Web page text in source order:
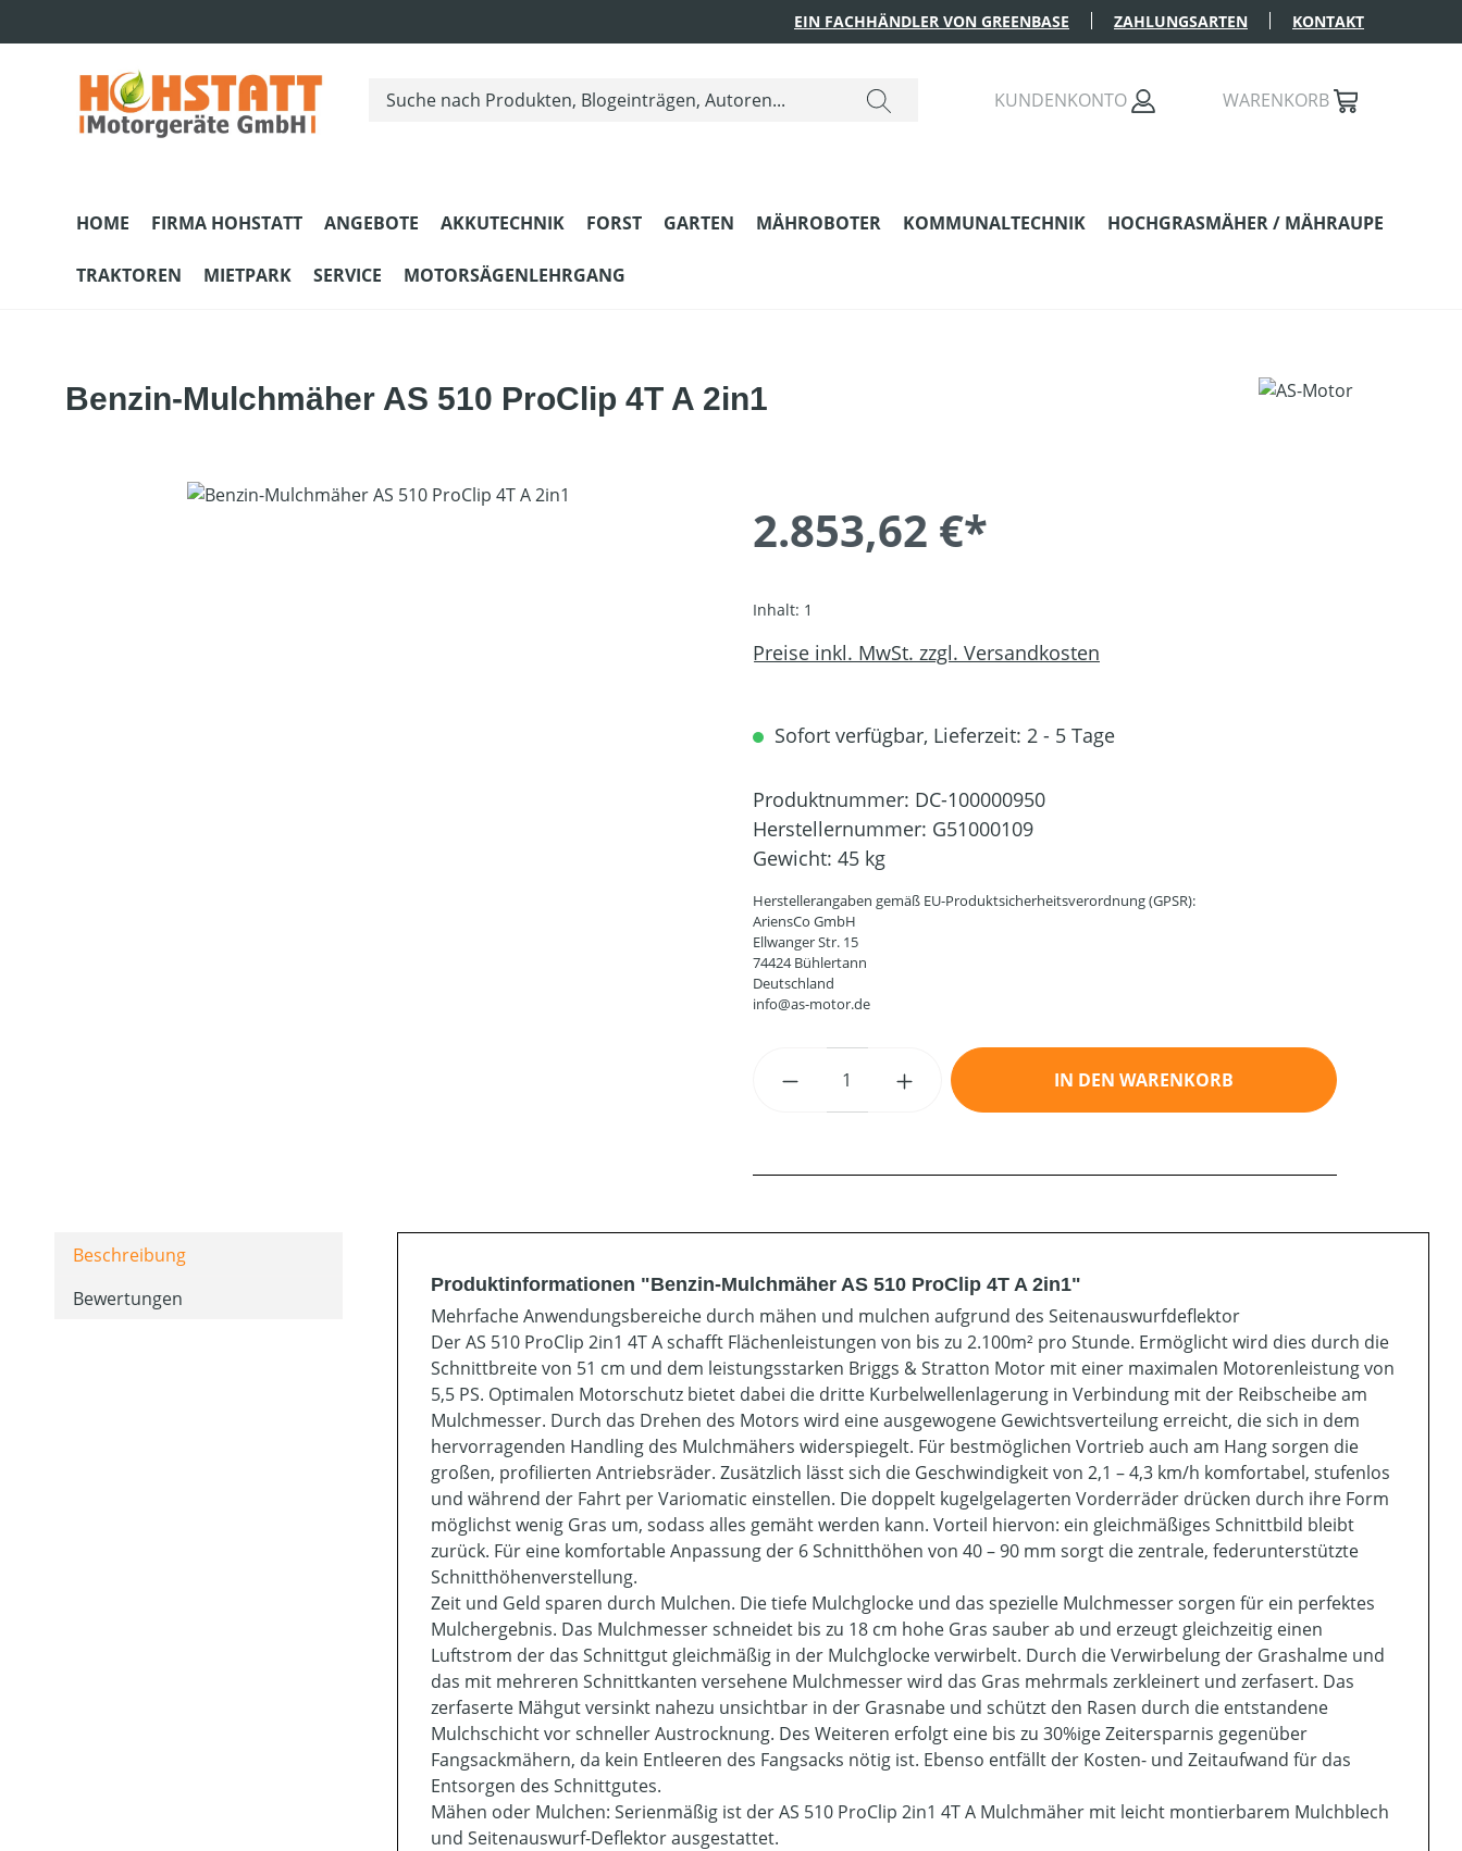
EIN FACHHÄNDLER VON GREENBASE ZAHLUNGSARTEN KONTAKT
KUNDENKONTO WARENKORB
HOME FIRMA HOHSTATT ANGEBOTE AKKUTECHNIK FORST GARTEN MÄHROBOTER KOMMUNALTECHNIK HOCHGRASMÄHER / MÄHRAUPE
TRAKTOREN MIETPARK SERVICE MOTORSÄGENLEHRGANG
Benzin-Mulchmäher AS 510 ProClip 4T A 2in1
Bildergalerie überspringen
2.853,62 €*
Inhalt: 1
Preise inkl. MwSt. zzgl. Versandkosten
Sofort verfügbar, Lieferzeit: 2 - 5 Tage
Produktnummer: DC-100000950
Herstellernummer: G51000109
Gewicht: 45 kg
Herstellerangaben gemäß EU-Produktsicherheitsverordnung (GPSR):
AriensCo GmbH
Ellwanger Str. 15
74424 Bühlertann
Deutschland
info@as-motor.de
Produkt Anzahl: Gib den gewünschten Wert ein oder
IN DEN WARENKORB
Beschreibung
Bewertungen
Produktinformationen "Benzin-Mulchmäher AS 510 ProClip 4T A 2in1"
Mehrfache Anwendungsbereiche durch mähen und mulchen aufgrund des Seitenauswurfdeflektor
Der AS 510 ProClip 2in1 4T A schafft Flächenleistungen von bis zu 2.100m² pro Stunde. Ermöglicht wird dies durch die
Schnittbreite von 51 cm und dem leistungsstarken Briggs & Stratton Motor mit einer maximalen Motorenleistung von
5,5 PS. Optimalen Motorschutz bietet dabei die dritte Kurbelwellenlagerung in Verbindung mit der Reibscheibe am
Mulchmesser. Durch das Drehen des Motors wird eine ausgewogene Gewichtsverteilung erreicht, die sich in dem
hervorragenden Handling des Mulchmähers widerspiegelt. Für bestmöglichen Vortrieb auch am Hang sorgen die
großen, profilierten Antriebsräder. Zusätzlich lässt sich die Geschwindigkeit von 2,1 – 4,3 km/h komfortabel, stufenlos
und während der Fahrt per Variomatic einstellen. Die doppelt kugelgelagerten Vorderräder drücken durch ihre Form
möglichst wenig Gras um, sodass alles gemäht werden kann. Vorteil hiervon: ein gleichmäßiges Schnittbild bleibt
zurück. Für eine komfortable Anpassung der 6 Schnitthöhen von 40 – 90 mm sorgt die zentrale, federunterstützte
Schnitthöhenverstellung.
Zeit und Geld sparen durch Mulchen. Die tiefe Mulchglocke und das spezielle Mulchmesser sorgen für ein perfektes
Mulchergebnis. Das Mulchmesser schneidet bis zu 18 cm hohe Gras sauber ab und erzeugt gleichzeitig einen
Luftstrom der das Schnittgut gleichmäßig in der Mulchglocke verwirbelt. Durch die Verwirbelung der Grashalme und
das mit mehreren Schnittkanten versehene Mulchmesser wird das Gras mehrmals zerkleinert und zerfasert. Das
zerfaserte Mähgut versinkt nahezu unsichtbar in der Grasnabe und schützt den Rasen durch die entstandene
Mulchschicht vor schneller Austrocknung. Des Weiteren erfolgt eine bis zu 30%ige Zeitersparnis gegenüber
Fangsackmähern, da kein Entleeren des Fangsacks nötig ist. Ebenso entfällt der Kosten- und Zeitaufwand für das
Entsorgen des Schnittgutes.
Mähen oder Mulchen: Serienmäßig ist der AS 510 ProClip 2in1 4T A Mulchmäher mit leicht montierbarem Mulchblech
und Seitenauswurf-Deflektor ausgestattet.